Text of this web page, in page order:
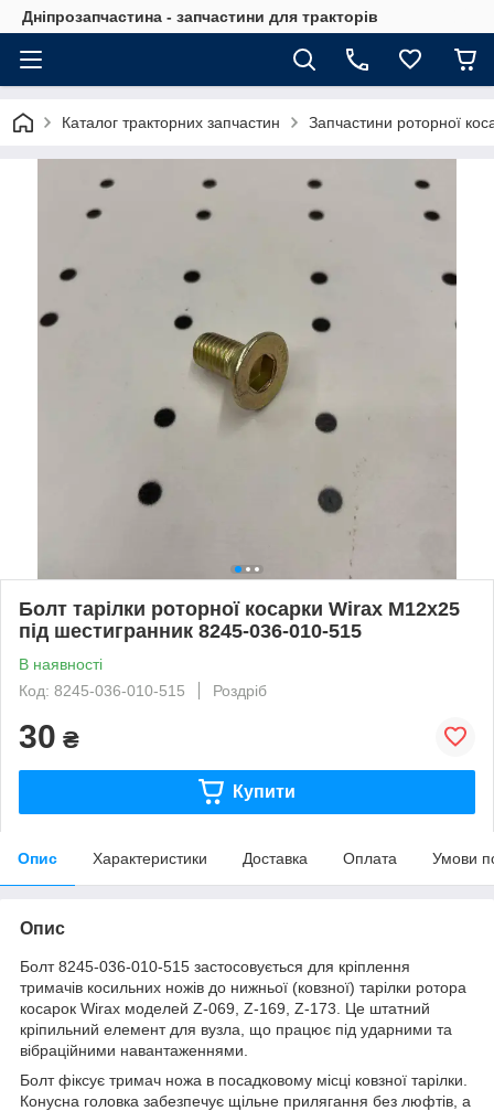
Дніпрозапчастина - запчастини для тракторів
Каталог тракторних запчастин Запчастини роторної
Болт тарілки роторної косарки Wirax М12х25
під шестигранник 8245-036-010-515
В наявності
Код: 8245-036-010-515
Роздріб
30 ₴
Купити
Опис Характеристики Доставка Оплата Умови
Опис
Болт 8245-036-010-515 застосовується для кріплення
тримачів косильних ножів до нижньої (ковзної) тарілки ротора
косарок Wirax моделей Z-069, Z-169, Z-173. Це штатний
кріпильний елемент для вузла, що працює під ударними та
вібраційними навантаженнями.
Болт фіксує тримач ножа в посадковому місці ковзної тарілки.
Конусна головка забезпечує щільне прилягання без люфтів, а